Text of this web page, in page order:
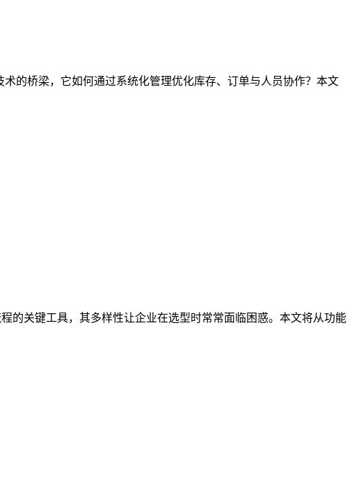
的桥梁，它如何通过系统化管理优化库存、订单与人员协作？本文
的关键工具，其多样性让企业在选型时常常面临困惑。本文将从功能